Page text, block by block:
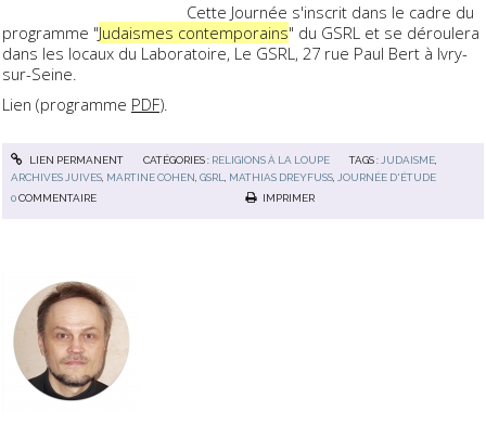
Cette Journée s'inscrit dans le cadre du
programme "Judaismes contemporains" du GSRL et se déroulera
dans les locaux du Laboratoire, Le GSRL, 27 rue Paul Bert à Ivry-
sur-Seine.
Lien (programme PDF).
LIEN PERMANENT CATÉGORIES : RELIGIONS À LA LOUPE TAGS : JUDAISME
ARCHIVES JUIVES MARTINE COHEN ,GSRL MATHIAS DREYFUSS
JOURNÉE D'ÉTUDE
0COMMENTAIRE IMPRIMER